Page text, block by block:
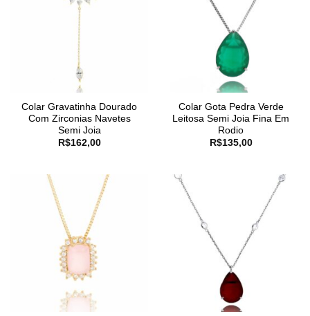
Colar Gravatinha Dourado
Com Zirconias Navetes
Semi Joia
R$162,00
Colar Gota Pedra Verde
Leitosa Semi Joia Fina Em
Rodio
R$135,00